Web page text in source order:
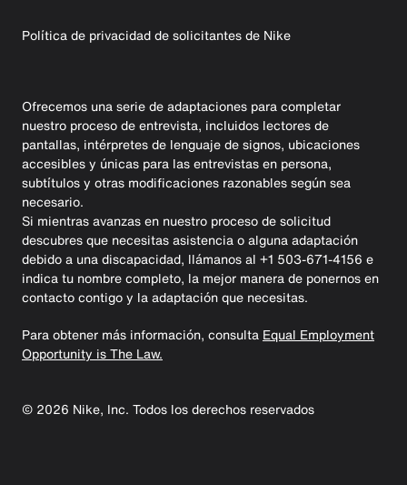
Política de privacidad de solicitantes de Nike
Ofrecemos una serie de adaptaciones para completar
nuestro proceso de entrevista, incluidos lectores de
pantallas, intérpretes de lenguaje de signos, ubicaciones
accesibles y únicas para las entrevistas en persona,
subtítulos y otras modificaciones razonables según sea
necesario.
Si mientras avanzas en nuestro proceso de solicitud
descubres que necesitas asistencia o alguna adaptación
debido a una discapacidad, llámanos al +1 503-671-4156 e
indica tu nombre completo, la mejor manera de ponernos en
contacto contigo y la adaptación que necesitas.
Para obtener más información, consulta Equal Employment
Opportunity is The Law.
© 2026 Nike, Inc. Todos los derechos reservados